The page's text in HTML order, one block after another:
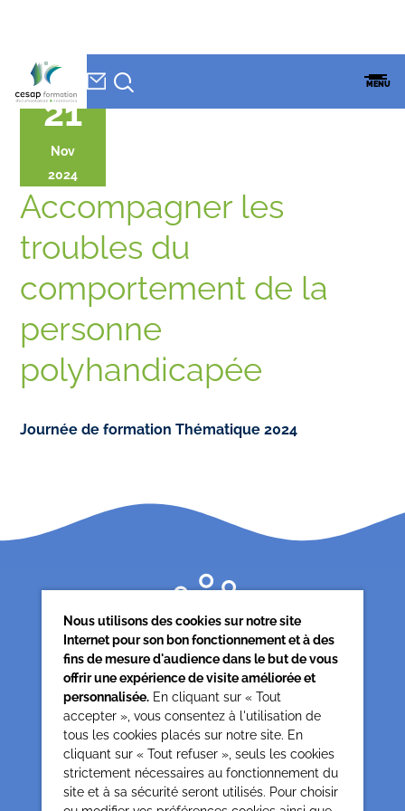
FORMATION
MENU
Accueil»
comportement de la personne polyhandicapée
21
Nov
2024
Accompagner les
troubles du
comportement de la
personne
polyhandicapée
Journée de formation Thématique 2024
Siège associatif
62 rue de la glacière
75013 Paris
0142850804
Nous utilisons des cookies sur notre site
Internet pour son bon fonctionnement et à des
fins de mesure d'audience dans le but de vous
offrir une expérience de visite améliorée et
personnalisée. En cliquant sur « Tout
accepter », vous consentez à l'utilisation de
tous les cookies placés sur notre site. En
cliquant sur « Tout refuser », seuls les cookies
strictement nécessaires au fonctionnement du
site et à sa sécurité seront utilisés. Pour choisir